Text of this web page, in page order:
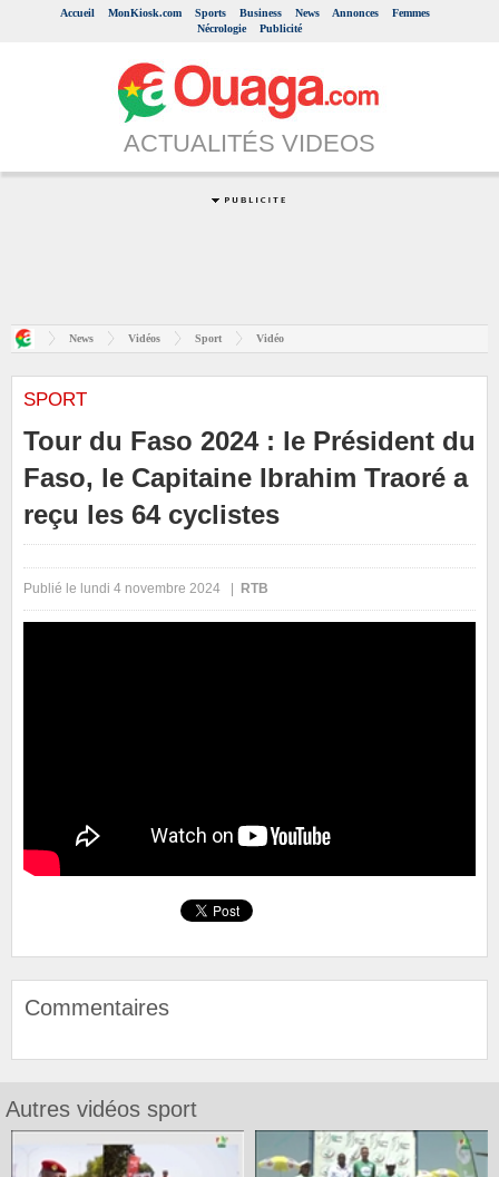
Accueil MonKiosk.com Sports Business News Annonces
Femmes
Nécrologie
Publicité
ACTUALITÉS VIDEOS
News Vidéos Sport Vidéo
SPORT
Tour du Faso 2024 : le Président du
Faso, le Capitaine Ibrahim Traoré a
reçu les 64 cyclistes
Publié le lundi 4 novembre 2024 | RTB
Commentaires
Autres vidéos sport